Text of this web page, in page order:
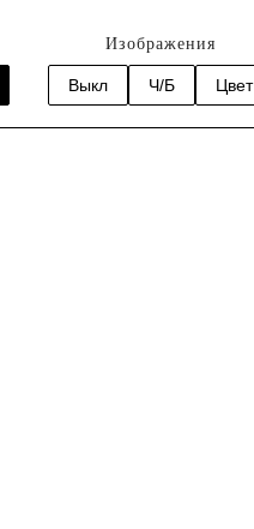
Изображения
Выкл Ч/Б Цвет